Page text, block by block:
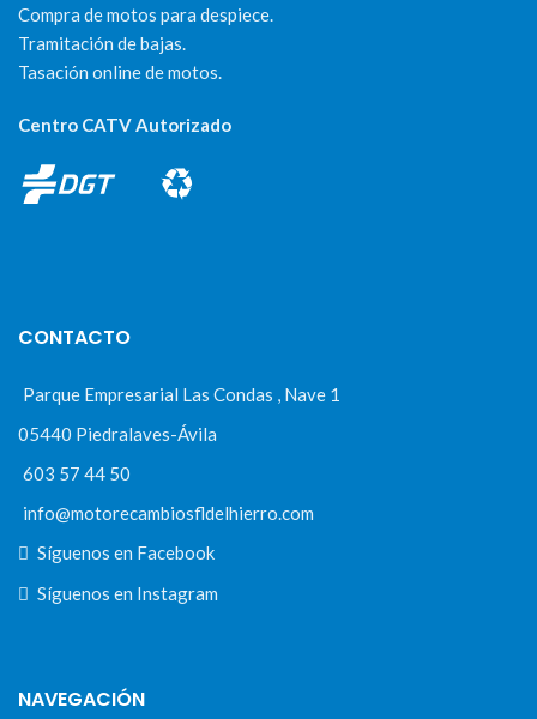
Compra de motos para despiece.
Tramitación de bajas.
Tasación online de motos.
Centro CATV Autorizado
CONTACTO
Parque Empresarial Las Condas , Nave 1
05440 Piedralaves-Ávila
603 57 44 50
info@motorecambiosfldelhierro.com
Síguenos en Facebook
Síguenos en Instagram
NAVEGACIÓN